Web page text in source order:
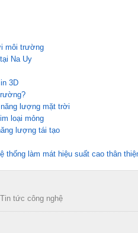
môi trường
Na Uy
3D
lượng mặt trời
loại mỏng
lượng tái tạo
thống làm mát hiệu suất cao thân
Tin tức công nghệ